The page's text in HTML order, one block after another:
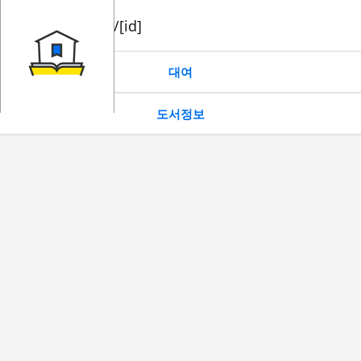
book/rent/[id]
대여
도서정보